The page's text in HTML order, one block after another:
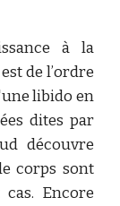
à la
de l’ordre
libido en
dites par
découvre
corps sont
Encore